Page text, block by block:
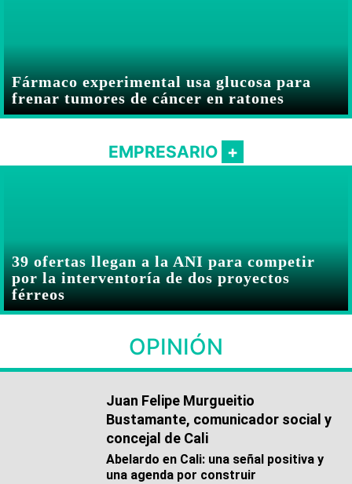
Fármaco experimental usa glucosa para
frenar tumores de cáncer en ratones
EMPRESARIO
39 ofertas llegan a la ANI para competir
por la interventoría de dos proyectos
férreos
OPINIÓN
Juan Felipe Murgueitio
Bustamante, comunicador social y
concejal de Cali
Abelardo en Cali: una señal positiva y
una agenda por construir